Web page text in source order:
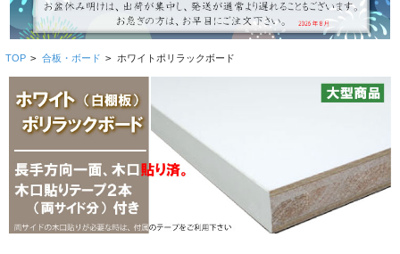
TOP > 合板・ボード > ホワイトポリラックボード